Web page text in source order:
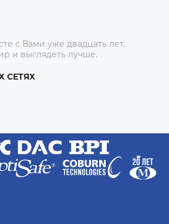
с Вами уже двадцать лет.
и выглядеть лучше.
СЕТЯХ